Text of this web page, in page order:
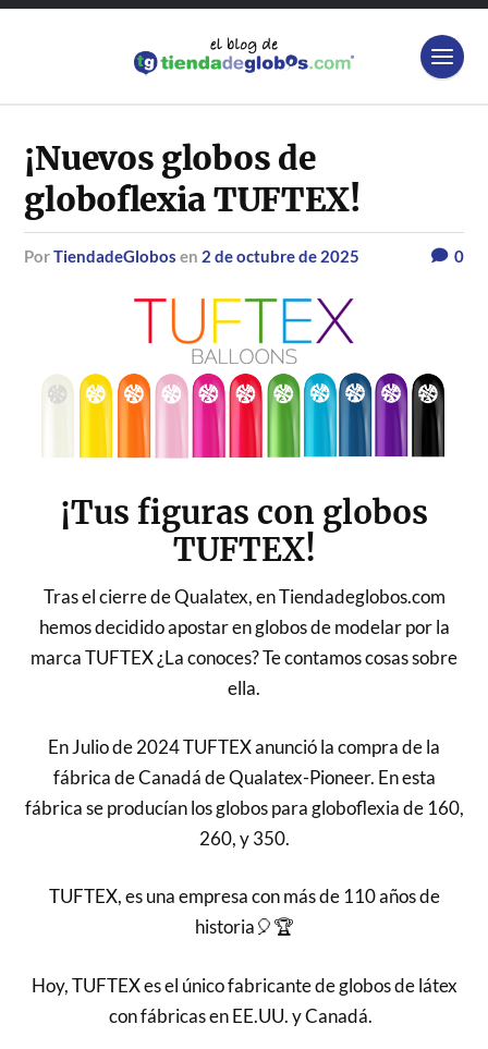
¡Nuevos globos de
globoflexia TUFTEX!
porTiendadeGlobos en 2 de octubre de 2025 0
¡Tus figuras con globos
TUFTEX!
Tras el cierre de Qualatex, en Tiendadeglobos.com
hemos decidido apostar en globos de modelar por la
marca TUFTEX ¿La conoces? Te contamos cosas sobre
ella.
En Julio de 2024 TUFTEX anunció la compra de la
fábrica de Canadá de Qualatex-Pioneer. En esta
fábrica se producían los globos para globoflexia de 160,
260, y 350.
TUFTEX, es una empresa con más de 110 años de
historia🎈🏆
Hoy, TUFTEX es el único fabricante de globos de látex
con fábricas en EE.UU. y Canadá.